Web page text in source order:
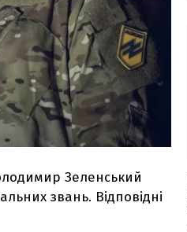
Зеленський
звань. Відповідні